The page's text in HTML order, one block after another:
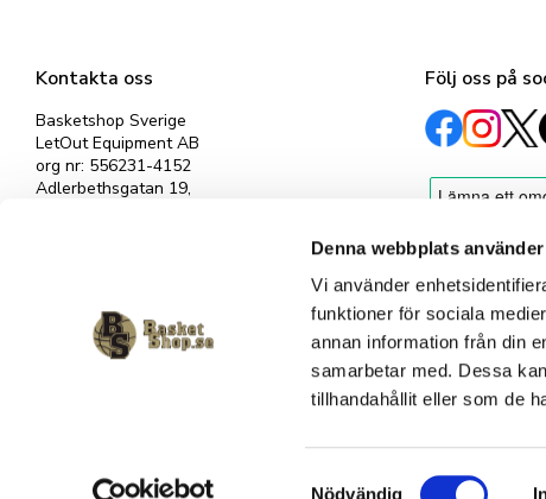
Denna webbplats
Vi använder
funktioner för sociala
annan information från din
samarbetar med. Dessa
tillhandahållit eller som de
Nödvändig
Kontakta oss
Basketshop Sverige
LetOut Equipment AB
org nr: 556231-4152
Adlerbethsgatan 19,
Följ oss på